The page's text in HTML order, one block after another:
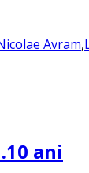
Avram,
ani